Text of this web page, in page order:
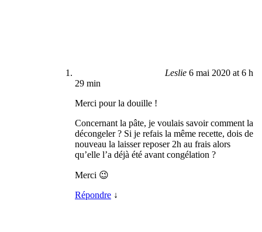
Leslie 6 mai 2020 at 6 h
29 min
Merci pour la douille !
Concernant la pâte, je voulais savoir comment la
décongeler ? Si je refais la même recette, dois de
nouveau la laisser reposer 2h au frais alors
qu’elle l’a déjà été avant congélation ?
Merci 😉
Répondre ↓